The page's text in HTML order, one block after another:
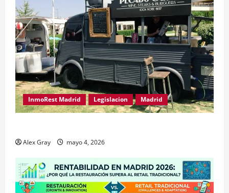
InmoRest Madrid Legislacion Madrid
Alex Gray mayo 4, 2026